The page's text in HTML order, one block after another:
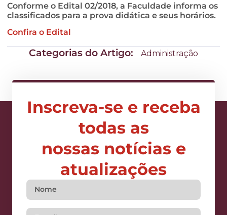
Conforme o Edital 02/2018, a Faculdade informa os
classificados para a prova didática e seus horários.
Confira o Edital
Categorias do Artigo: Administração
Inscreva-se e receba
todas as
nossas notícias e
atualizações